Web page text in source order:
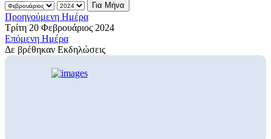
Για Μήνα
Προηγούμενη Ημέρα
Τρίτη 20 Φεβρουάριος 2024
Επόμενη Ημέρα
Δε βρέθηκαν Εκδηλώσεις